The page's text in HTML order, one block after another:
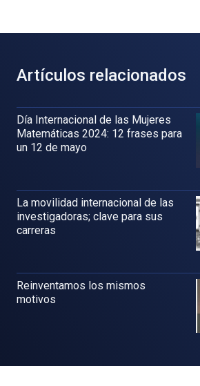
Artículos relacionados
Día Internacional de las Mujeres
Matemáticas 2024: 12 frases para
un 12 de mayo
La movilidad internacional de las
investigadoras; clave para sus
carreras
Reinventamos los mismos
motivos